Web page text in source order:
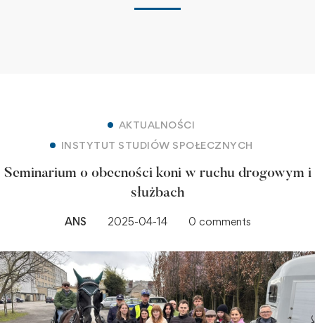
AKTUALNOŚCI
INSTYTUT STUDIÓW SPOŁECZNYCH
Seminarium o obecności koni w ruchu drogowym i
służbach
ANS 2025-04-14 0 comments